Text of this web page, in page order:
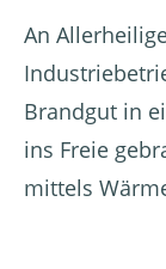
An
Brandgut in
ins Freie
mittels